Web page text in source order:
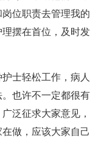
位职责去管理我的
摆在首位，及时发
士轻松工作，病人
也许不一定都很有
泛征求大家意见，
做，应该大家自己